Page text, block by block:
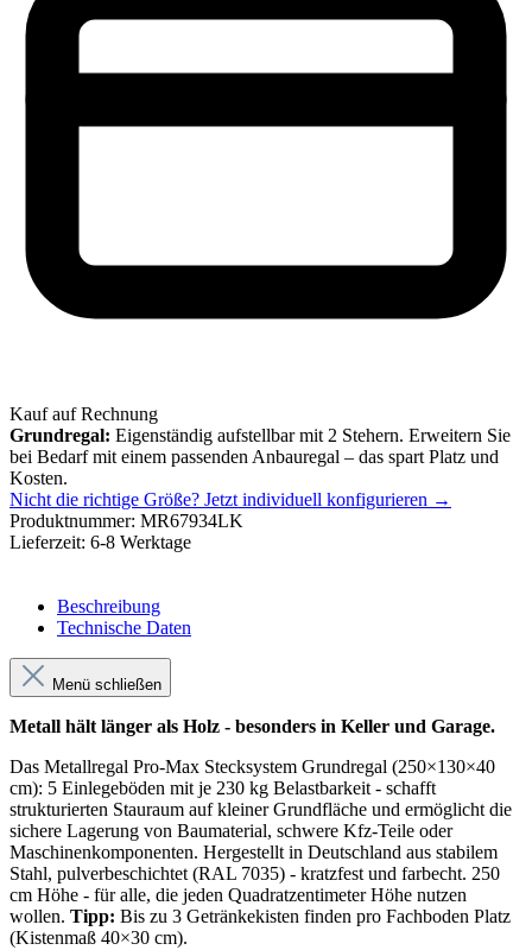
Kauf auf Rechnung
Grundregal: Eigenständig aufstellbar mit 2 Stehern. Erweitern Sie
bei Bedarf mit einem passenden Anbauregal – das spart Platz und
Kosten.
Nicht die richtige Größe? Jetzt individuell konfigurieren →
Produktnummer: MR67934LK
Lieferzeit: 6-8 Werktage
Beschreibung
Technische Daten
Menü schließen
Metall hält länger als Holz - besonders in Keller und Garage.
Das Metallregal Pro-Max Stecksystem Grundregal (250×130×40
cm): 5 Einlegeböden mit je 230 kg Belastbarkeit - schafft
strukturierten Stauraum auf kleiner Grundfläche und ermöglicht die
sichere Lagerung von Baumaterial, schwere Kfz-Teile oder
Maschinenkomponenten. Hergestellt in Deutschland aus stabilem
Stahl, pulverbeschichtet (RAL 7035) - kratzfest und farbecht. 250
cm Höhe - für alle, die jeden Quadratzentimeter Höhe nutzen
wollen. Tipp: Bis zu 3 Getränkekisten finden pro Fachboden Platz
(Kistenmaß 40×30 cm).